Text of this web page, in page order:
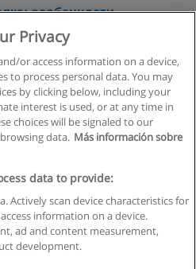
особенности
по E-mail
пользования
информации
Educaedu
Privacy
or access information on a device,
to process personal data. You may
by clicking below, including your
interest is used, or at any time in
choices will be signaled to our
data. Más información sobre
data to provide:
Actively scan device characteristics for
information on a device.
ad and content measurement,
development.